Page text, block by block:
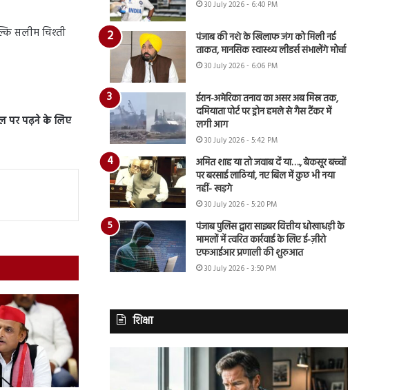
सलीम चिश्ती
पर पढ़ने के लिए
30 July 2026 - 6:40 PM
पंजाब की नशे के खिलाफ जंग को मिली नई
ताकत, मानसिक स्वास्थ्य लीडर्स संभालेंगे मोर्चा
30 July 2026 - 6:06 PM
ईरान-अमेरिका तनाव का असर अब मिस्र तक,
दमियाता पोर्ट पर ड्रोन हमले से गैस टैंकर में
लगी आग
30 July 2026 - 5:42 PM
अमित शाह या तो जवाब दें या…., बेकसूर बच्चों
पर बरसाई लाठियां, नए बिल में कुछ भी नया
नहीं- खड़गे
30 July 2026 - 5:20 PM
पंजाब पुलिस द्वारा साइबर वित्तीय धोखाधड़ी के
मामलों में त्वरित कार्रवाई के लिए ई-ज़ीरो
एफआईआर प्रणाली की शुरुआत
30 July 2026 - 3:50 PM
शिक्षा